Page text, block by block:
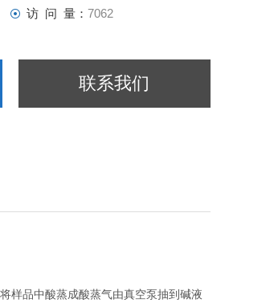
访 问 量： 7062
联系我们
样品中酸蒸成酸蒸气由真空泵抽到碱液